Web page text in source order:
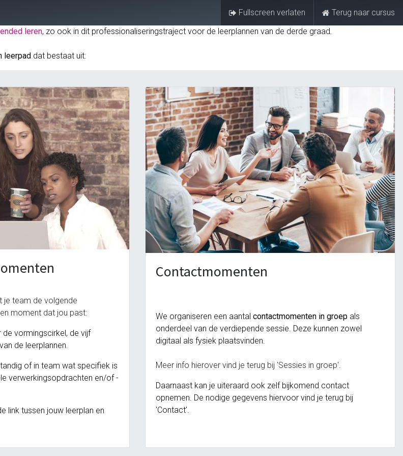
Aanmelden FAQ
Fullscreen verlaten
Terug naar cursus
leren, zo ook in dit professionaliseringstraject voor de leerplannen van de derde graad.
leerpad dat bestaat uit:
je team de volgende
moment dat jou past:
de vormingscirkel, de vijf
de leerplannen.
of in team wat specifiek is
verwerkingsopdrachten en/of -
link tussen jouw leerplan en
Contactmomenten
We organiseren een aantal contactmomenten in groep als
onderdeel van de verdiepende sessie. Deze kunnen zowel
digitaal als fysiek plaatsvinden.
Meer info hierover vind je terug bij 'Sessies in groep'.
Daarnaast kan je uiteraard ook zelf bijkomend contact
opnemen. De nodige gegevens hiervoor vind je terug bij
'Contact'.